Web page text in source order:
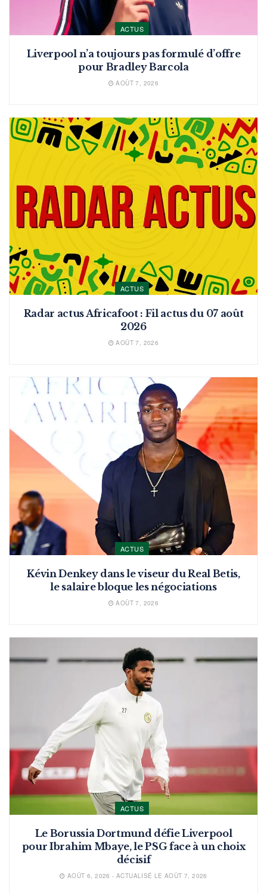
ACTUS
Liverpool n’a toujours pas formulé d’offre
pour Bradley Barcola
AOÛT 7, 2026
ACTUS
Radar actus Africafoot : Fil actus du 07 août
2026
AOÛT 7, 2026
ACTUS
Kévin Denkey dans le viseur du Real Betis,
le salaire bloque les négociations
AOÛT 7, 2026
ACTUS
Le Borussia Dortmund défie Liverpool
pour Ibrahim Mbaye, le PSG face à un choix
décisif
AOÛT 6, 2026 - ACTUALISÉ LE AOÛT 7, 2026